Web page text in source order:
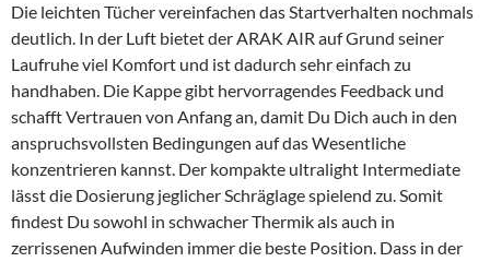
Die leichten Tücher vereinfachen das Startverhalten nochmals
deutlich. In der Luft bietet der ARAK AIR auf Grund seiner
Laufruhe viel Komfort und ist dadurch sehr einfach zu
handhaben. Die Kappe gibt hervorragendes Feedback und
schafft Vertrauen von Anfang an, damit Du Dich auch in den
anspruchsvollsten Bedingungen auf das Wesentliche
konzentrieren kannst. Der kompakte ultralight Intermediate
lässt die Dosierung jeglicher Schräglage spielend zu. Somit
findest Du sowohl in schwacher Thermik als auch in
zerrissenen Aufwinden immer die beste Position. Dass in der